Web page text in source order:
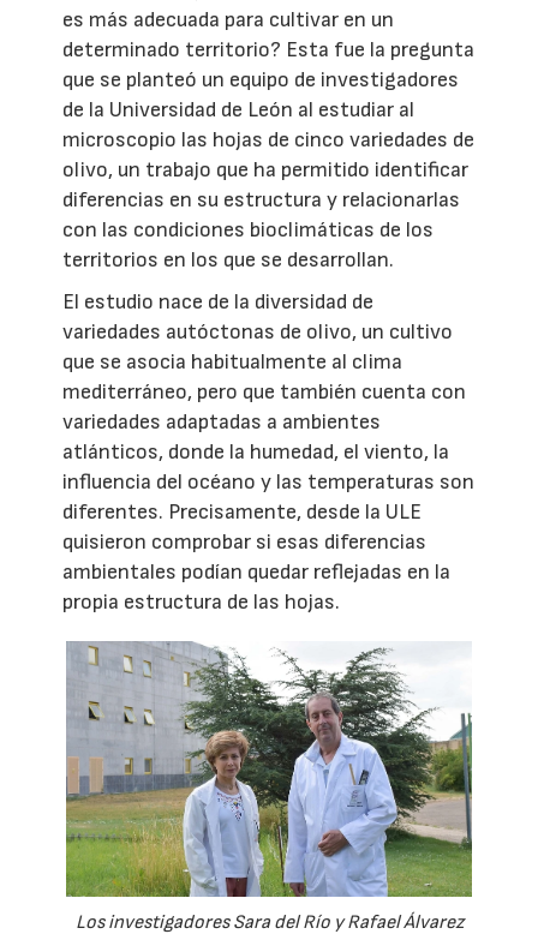
es más adecuada para cultivar en un
determinado territorio? Esta fue la pregunta
que se planteó un equipo de investigadores
de la Universidad de León al estudiar al
microscopio las hojas de cinco variedades de
olivo, un trabajo que ha permitido identificar
diferencias en su estructura y relacionarlas
con las condiciones bioclimáticas de los
territorios en los que se desarrollan.
El estudio nace de la diversidad de
variedades autóctonas de olivo, un cultivo
que se asocia habitualmente al clima
mediterráneo, pero que también cuenta con
variedades adaptadas a ambientes
atlánticos, donde la humedad, el viento, la
influencia del océano y las temperaturas son
diferentes. Precisamente, desde la ULE
quisieron comprobar si esas diferencias
ambientales podían quedar reflejadas en la
propia estructura de las hojas.
Los investigadores Sara del Río y Rafael Álvarez